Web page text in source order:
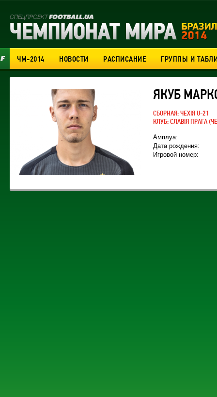
ЧМ-2014 НОВОСТИ РАСПИСАНИЕ ГРУППЫ И
ЯКУБ
СБОРНАЯ:ЧЕХІЯ U-21
КЛУБ:СЛАВІЯ ПРАГА
Амплуа:
Дата рождения:
Игровой номер: